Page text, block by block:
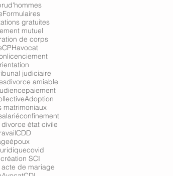
Formulaires
gratuites
mutuel
de corps
CPHavocat
licenciement
judiciaire
divorce amiable
paiement
Adoption
matrimoniaux
confinement
état civile
CDD
époux
covid
création SCI
de mariage